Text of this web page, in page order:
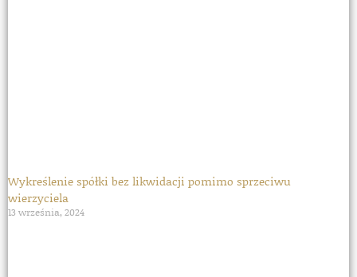
Wykreślenie spółki bez likwidacji pomimo sprzeciwu
wierzyciela
13 września, 2024